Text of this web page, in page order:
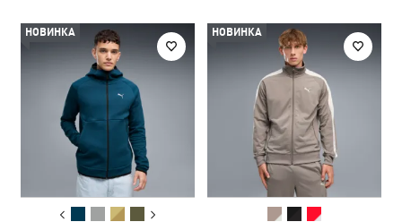
НОВИНКА НОВИНКА